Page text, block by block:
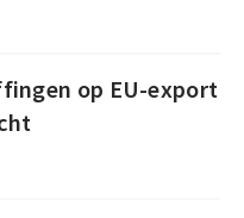
op EU-export